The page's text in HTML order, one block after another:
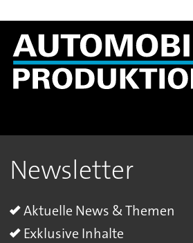
Newsletter
Aktuelle News & Themen
Exklusive Inhalte